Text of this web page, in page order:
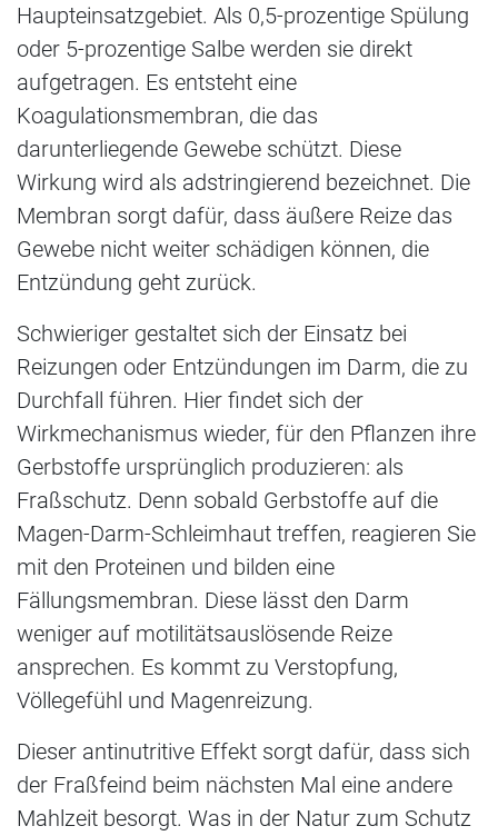
Haupteinsatzgebiet. Als 0,5-prozentige Spülung
oder 5-prozentige Salbe werden sie direkt
aufgetragen. Es entsteht eine
Koagulationsmembran, die das
darunterliegende Gewebe schützt. Diese
Wirkung wird als adstringierend bezeichnet. Die
Membran sorgt dafür, dass äußere Reize das
Gewebe nicht weiter schädigen können, die
Entzündung geht zurück.
Schwieriger gestaltet sich der Einsatz bei
Reizungen oder Entzündungen im Darm, die zu
Durchfall führen. Hier findet sich der
Wirkmechanismus wieder, für den Pflanzen ihre
Gerbstoffe ursprünglich produzieren: als
Fraßschutz. Denn sobald Gerbstoffe auf die
Magen-Darm-Schleimhaut treffen, reagieren Sie
mit den Proteinen und bilden eine
Fällungsmembran. Diese lässt den Darm
weniger auf motilitätsauslösende Reize
ansprechen. Es kommt zu Verstopfung,
Völlegefühl und Magenreizung.
Dieser antinutritive Effekt sorgt dafür, dass sich
der Fraßfeind beim nächsten Mal eine andere
Mahlzeit besorgt. Was in der Natur zum Schutz